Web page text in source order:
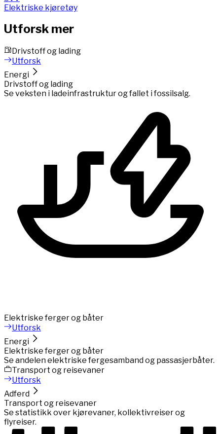
Elektriske kjøretøy
Utforsk mer
Drivstoff og lading
Utforsk
Energi
Drivstoff og lading
Se veksten i ladeinfrastruktur og fallet i fossilsalg.
Elektriske ferger og båter
Utforsk
Energi
Elektriske ferger og båter
Se andelen elektriske fergesamband og passasjerbåter.
Transport og reisevaner
Utforsk
Adferd
Transport og reisevaner
Se statistikk over kjørevaner, kollektivreiser og
flyreiser.